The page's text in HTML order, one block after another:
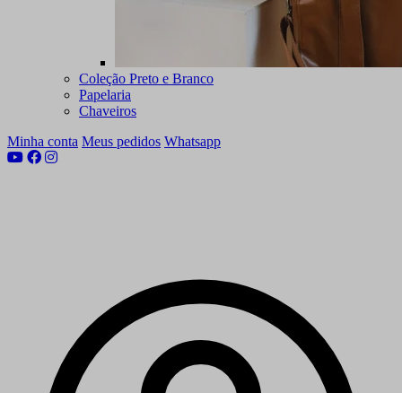
Coleção Preto e Branco
Papelaria
Chaveiros
Minha conta Meus pedidos Whatsapp